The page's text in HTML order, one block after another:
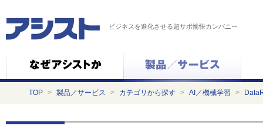
ビジネスを進化させる超サポ愉快カンパニー
TOP > 製品／サービス > カテゴリから探す > AI／機械学習 >